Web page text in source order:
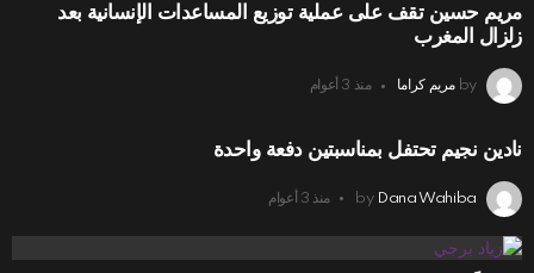
مريم حسين تقف على عملية توزيع المساعدات الإنسانية بعد
زلزال المغرب
by مريم كراما منذ 3 أعوام
نادين نجيم تحتفل بمناسبتين دفعة واحدة
by Dana Wahiba منذ 3 أعوام